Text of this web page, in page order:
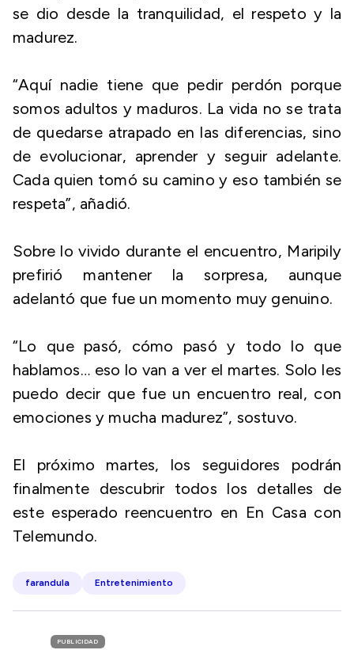
se dio desde la tranquilidad, el respeto y la
madurez.
“Aquí nadie tiene que pedir perdón porque
somos adultos y maduros. La vida no se trata
de quedarse atrapado en las diferencias, sino
de evolucionar, aprender y seguir adelante.
Cada quien tomó su camino y eso también se
respeta”, añadió.
Sobre lo vivido durante el encuentro, Maripily
prefirió mantener la sorpresa, aunque
adelantó que fue un momento muy genuino.
“Lo que pasó, cómo pasó y todo lo que
hablamos… eso lo van a ver el martes. Solo les
puedo decir que fue un encuentro real, con
emociones y mucha madurez”, sostuvo.
El próximo martes, los seguidores podrán
finalmente descubrir todos los detalles de
este esperado reencuentro en En Casa con
Telemundo.
farandula Entretenimiento
PUBLICIDAD